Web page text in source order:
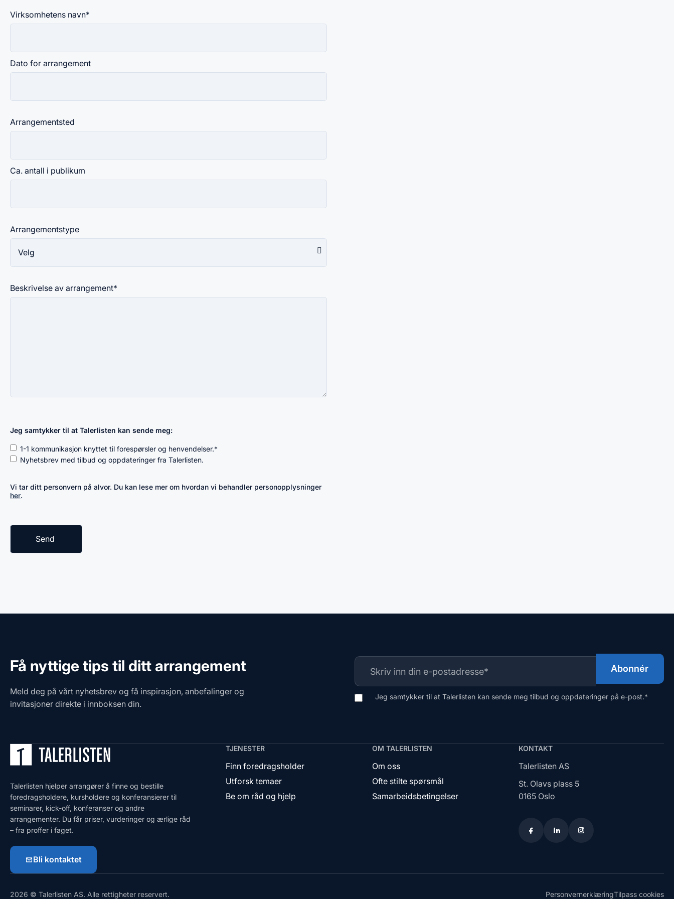
Virksomhetens navn*
Dato for arrangement
Arrangementsted
Ca. antall i publikum
Arrangementstype
Beskrivelse av arrangement*
Jeg samtykker til at Talerlisten kan sende meg:
1-1 kommunikasjon knyttet til forespørsler og henvendelser.*
Nyhetsbrev med tilbud og oppdateringer fra Talerlisten.
Vi tar ditt personvern på alvor. Du kan lese mer om hvordan vi behandler personopplysninger
her.
Få nyttige tips til ditt arrangement
Meld deg på vårt nyhetsbrev og få inspirasjon, anbefalinger og
invitasjoner direkte i innboksen din.
Jeg samtykker til at Talerlisten kan sende meg tilbud og oppdateringer på e-post.*
Talerlisten hjelper arrangører å finne og bestille
foredragsholdere, kursholdere og konferansierer til
seminarer, kick-off, konferanser og andre
arrangementer. Du får priser, vurderinger og ærlige råd
– fra proffer i faget.
Bli kontaktet
TJENESTER
Finn foredragsholder
Utforsk temaer
Be om råd og hjelp
OM TALERLISTEN
Om oss
Ofte stilte spørsmål
Samarbeidsbetingelser
KONTAKT
Talerlisten AS
St. Olavs plass 5
0165 Oslo
2026 © Talerlisten AS. Alle rettigheter reservert. PersonvernerklæringTilpass cookies